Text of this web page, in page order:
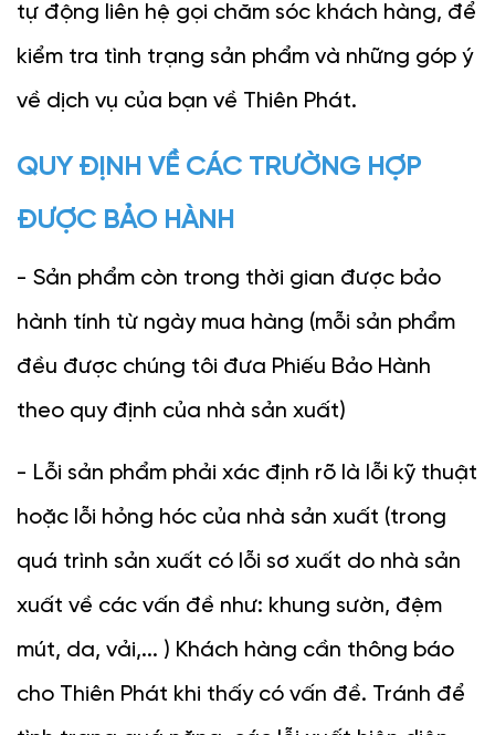
tự động liên hệ gọi chăm sóc khách hàng, để
kiểm tra tình trạng sản phẩm và những góp ý
về dịch vụ của bạn về Thiên Phát.
QUY ĐỊNH VỀ CÁC TRƯỜNG HỢP
ĐƯỢC BẢO HÀNH
- Sản phẩm còn trong thời gian được bảo
hành tính từ ngày mua hàng (mỗi sản phẩm
đều được chúng tôi đưa Phiếu Bảo Hành
theo quy định của nhà sản xuất)
- Lỗi sản phẩm phải xác định rõ là lỗi kỹ thuật
hoặc lỗi hỏng hóc của nhà sản xuất (trong
quá trình sản xuất có lỗi sơ xuất do nhà sản
xuất về các vấn đề như: khung sườn, đệm
mút, da, vải,... ) Khách hàng cần thông báo
cho Thiên Phát khi thấy có vấn đề. Tránh để